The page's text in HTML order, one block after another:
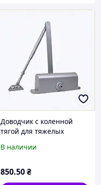
Доводчик с коленной
тягой для тяжелых
A6528044E
В наличии
850.50₴